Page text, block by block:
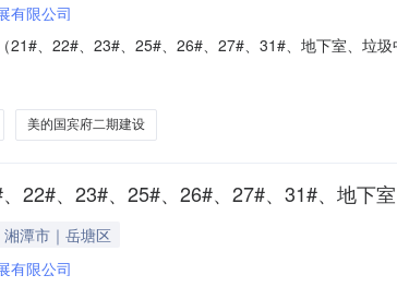
有限公司
21#、22#、23#、25#、26#、27#、31#、地下室、垃
潭益建建设工程有限公司周武俊00247901第3候选人湖
美的国宾府二期建设
22#、23#、25#、26#、27#、31#、地下
潭市｜岳塘区
有限公司